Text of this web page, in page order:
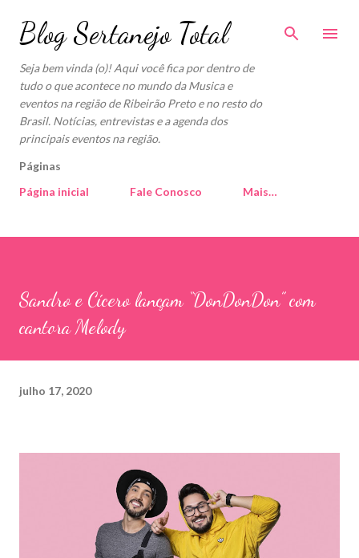
Pular para o conteúdo principal
Blog Sertanejo Total
Seja bem vinda (o)! Aqui você fica por dentro de
tudo o que acontece no mundo da Musica e
eventos na região de Ribeirão Preto e no resto do
Brasil. Notícias, entrevistas e a agenda dos
principais eventos na região.
Páginas
Página inicial
Fale Conosco Mais…
Sandro e Cícero lançam “DonDonDon” com
cantora Melody
julho 17, 2020